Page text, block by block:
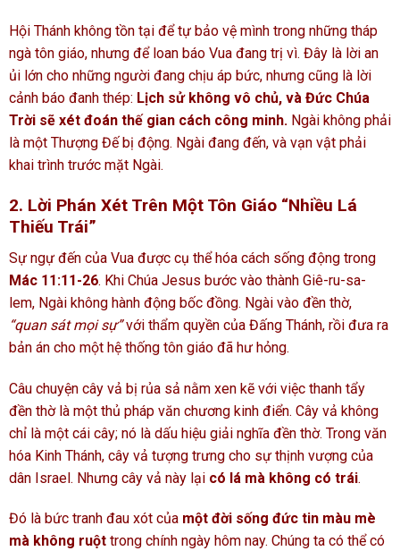
Hội Thánh không tồn tại để tự bảo vệ mình trong những tháp
ngà tôn giáo, nhưng để loan báo Vua đang trị vì. Đây là lời an
ủi lớn cho những người đang chịu áp bức, nhưng cũng là lời
cảnh báo đanh thép: Lịch sử không vô chủ, và Đức Chúa
Trời sẽ xét đoán thế gian cách công minh. Ngài không phải
là một Thượng Đế bị động. Ngài đang đến, và vạn vật phải
khai trình trước mặt Ngài.
2. Lời Phán Xét Trên Một Tôn Giáo “Nhiều Lá
Thiếu Trái”
Sự ngự đến của Vua được cụ thể hóa cách sống động trong
Mác 11:11-26. Khi Chúa Jesus bước vào thành Giê-ru-sa-
lem, Ngài không hành động bốc đồng. Ngài vào đền thờ,
“quan sát mọi sự”với thẩm quyền của Đấng Thánh, rồi đưa ra
bản án cho một hệ thống tôn giáo đã hư hỏng.
Câu chuyện cây vả bị rủa sả nằm xen kẽ với việc thanh tẩy
đền thờ là một thủ pháp văn chương kinh điển. Cây vả không
chỉ là một cái cây; nó là dấu hiệu giải nghĩa đền thờ. Trong văn
hóa Kinh Thánh, cây vả tượng trưng cho sự thịnh vượng của
dân Israel. Nhưng cây vả này lại có lá mà không có trái.
Đó là bức tranh đau xót của một đời sống đức tin màu mè
mà không ruột trong chính ngày hôm nay. Chúng ta có thể có